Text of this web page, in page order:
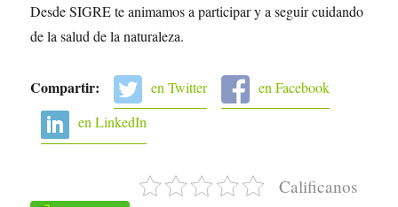
Desde SIGRE te animamos a participar y a seguir cuidando
de la salud de la naturaleza.
Compartir: en Twitter
en Facebook
en LinkedIn
Calificanos